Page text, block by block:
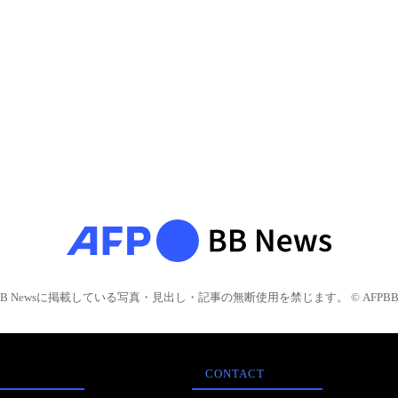
Newsに掲載している写真・見出し・記事の無断使用を禁じます。 © AFPBB
CONTACT